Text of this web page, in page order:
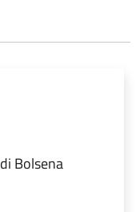
Bolsena